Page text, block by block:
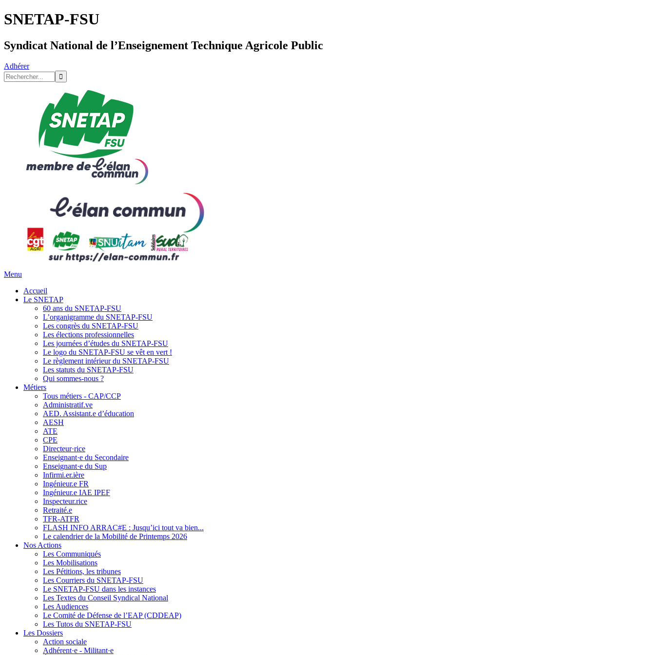
SNETAP-FSU
Syndicat National de l’Enseignement Technique Agricole Public
Adhérer
Menu
Accueil
Le SNETAP
60 ans du SNETAP-FSU
L’organigramme du SNETAP-FSU
Les congrès du SNETAP-FSU
Les élections professionnelles
Les journées d’études du SNETAP-FSU
Le logo du SNETAP-FSU se vêt en vert !
Le règlement intérieur du SNETAP-FSU
Les statuts du SNETAP-FSU
Qui sommes-nous ?
Métiers
Tous métiers - CAP/CCP
Administratif.ve
AED. Assistant.e d’éducation
AESH
ATE
CPE
Directeur·rice
Enseignant·e du Secondaire
Enseignant·e du Sup
Infirmi.er.ière
Ingénieur.e FR
Ingénieur.e IAE IPEF
Inspecteur.rice
Retraité.e
TFR-ATFR
FLASH INFO ARRAC#E : Jusqu’ici tout va bien...
Le calendrier de la Mobilité de Printemps 2026
Nos Actions
Les Communiqués
Les Mobilisations
Les Pétitions, les tribunes
Les Courriers du SNETAP-FSU
Le SNETAP-FSU dans les instances
Les Textes du Conseil Syndical National
Les Audiences
Le Comité de Défense de l’EAP (CDDEAP)
Les Tutos du SNETAP-FSU
Les Dossiers
Action sociale
Adhérent·e - Militant·e